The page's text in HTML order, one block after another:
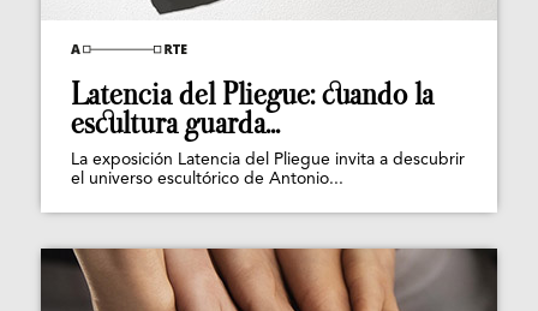
Latencia del Pliegue: cuando la
escultura guarda...
La exposición Latencia del Pliegue invita a descubrir
el universo escultórico de Antonio...